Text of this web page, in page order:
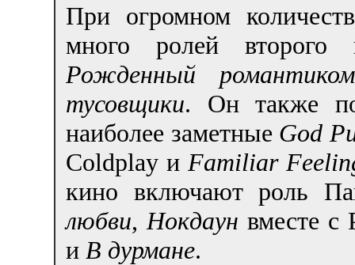
При огромном
много ролей
Рожденный романтиком
тусовщики. Он также
наиболее заметные God
Coldplay и Familiar
кино включают роль
любви, Нокдаун вместе с
и В дурмане.